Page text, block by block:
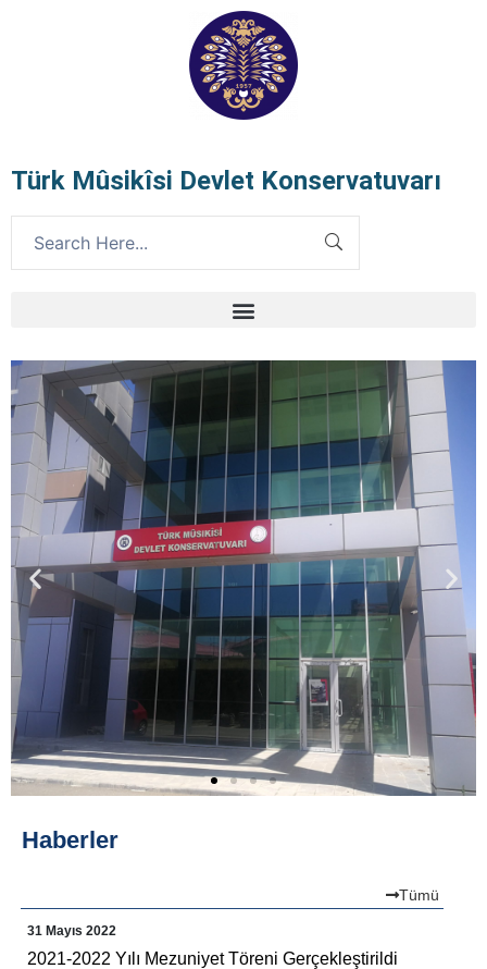
Türk Mûsikîsi Devlet Konservatuvarı
Haberler
Tümü
31 Mayıs 2022
2021-2022 Yılı Mezuniyet Töreni Gerçekleştirildi